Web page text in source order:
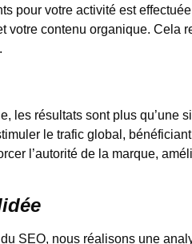
pour votre activité est
votre contenu organique. Cela
les résultats sont plus qu’une
le trafic global,
l’autorité de la marque,
SEO, nous réalisons une